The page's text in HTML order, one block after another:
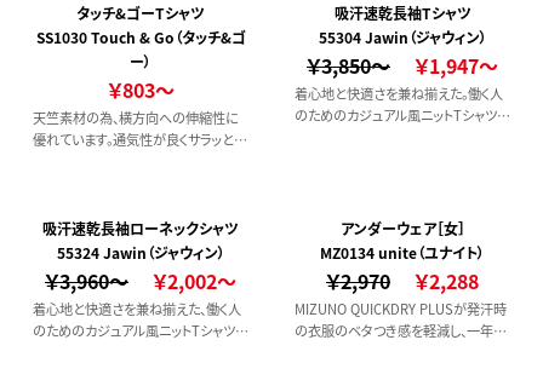
タッチ&ゴーTシャツ
SS1030 Touch & Go（タッチ&ゴ
ー）
￥803～
天竺素材の為、横方向への伸縮性に
優れています。通気性が良くサラッとし
吸汗速乾長袖Tシャツ
55304 Jawin（ジャウィン）
￥3,850～ ￥1,947～
着心地と快適さを兼ね揃えた。働く人
のためのカジュアル風ニットTシャツ。
吸汗速乾長袖ローネックシャツ
55324 Jawin（ジャウィン）
￥3,960～ ￥2,002～
着心地と快適さを兼ね揃えた、働く人
のためのカジュアル風ニットTシャツ。
アンダーウェア［女］
MZ0134 unite（ユナイト）
￥2,970 ￥2,288
MIZUNO QUICKDRY PLUSが発汗時
の衣服のベタつき感を軽減し、一年中